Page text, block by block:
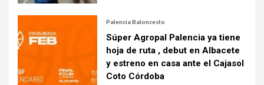
Palencia Baloncesto
Súper Agropal Palencia ya tiene
hoja de ruta , debut en Albacete
y estreno en casa ante el Cajasol
Coto Córdoba